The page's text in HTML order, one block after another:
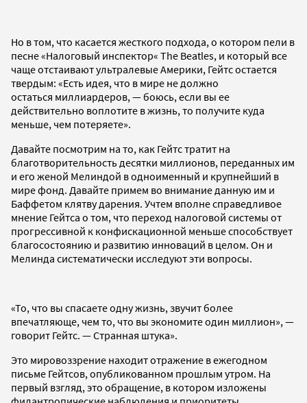
Но в том, что касается жесткого подхода, о котором пели в
песне «Налоговый инспектор« The Beatles, и который все
чаще отстаивают ультралевые Америки, Гейтс остается
твердым: «Есть идея, что в мире не должно
остаться миллиардеров, — боюсь, если вы ее
действительно воплотите в жизнь, то получите куда
меньше, чем потеряете».
Давайте посмотрим на то, как Гейтс тратит на
благотворительность десятки миллионов, переданных им
и его женой Мелиндой в одноименный и крупнейший в
мире фонд. Давайте примем во внимание данную им и
Баффетом клятву дарения. Учтем вполне справедливое
мнение Гейтса о том, что переход налоговой системы от
прогрессивной к конфискационной меньше способствует
благосостоянию и развитию инноваций в целом. Он и
Мелинда систематически исследуют эти вопросы.
«То, что вы спасаете одну жизнь, звучит более
впечатляюще, чем то, что вы экономите один миллион», —
говорит Гейтс. — Странная штука».
Это мировоззрение находит отражение в ежегодном
письме Гейтсов, опубликованном прошлым утром. На
первый взгляд, это обращение, в котором изложены